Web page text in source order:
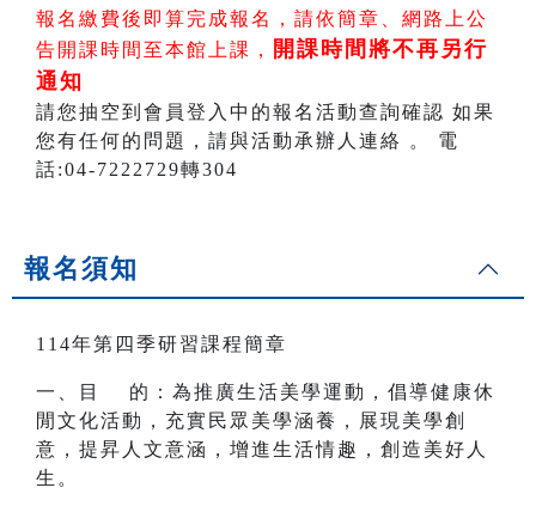
報名繳費後即算完成報名，請依簡章、網路上公
告開課時間至本館上課，
開課時間將不再另行
通知
請您抽空到會員登入中的報名活動查詢確認 如果
您有任何的問題，請與活動承辦人連絡 。 電
話:04-7222729轉304
報名須知
114年第四季研習課程簡章
一、目 的：為推廣生活美學運動，倡導健康休
閒文化活動，充實民眾美學涵養，展現美學創
意，提昇人文意涵，增進生活情趣，創造美好人
生。